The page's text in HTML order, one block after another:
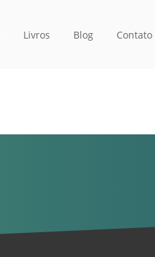
Livros Blog Contato